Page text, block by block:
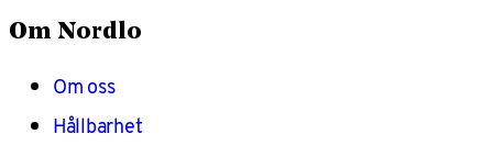
Om Nordlo
Om oss
Hållbarhet